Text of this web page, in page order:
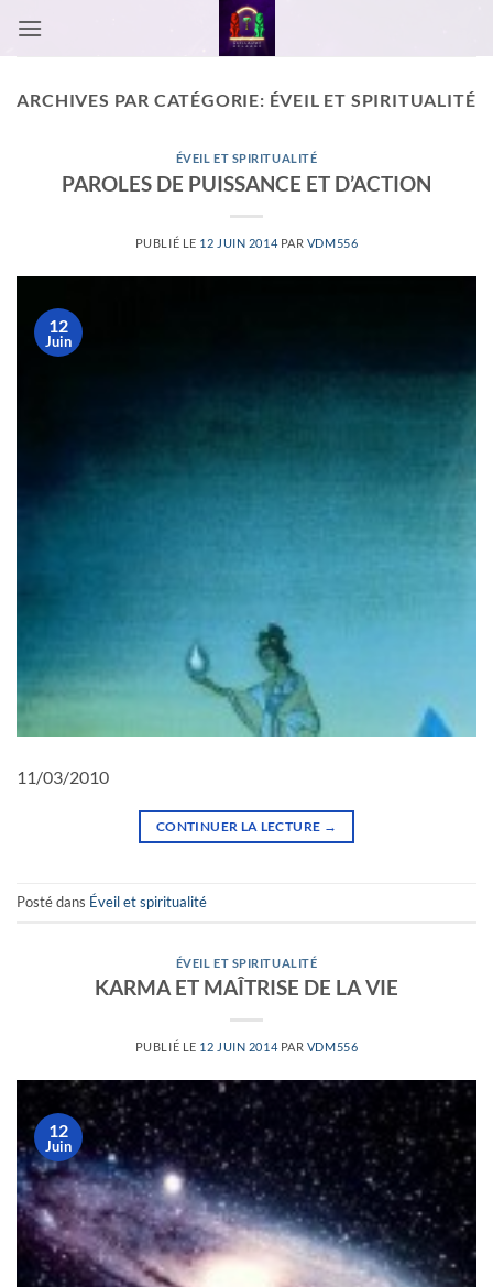
ARCHIVES PAR CATÉGORIE: ÉVEIL ET SPIRITUALITÉ
ÉVEIL ET SPIRITUALITÉ
PAROLES DE PUISSANCE ET D’ACTION
PUBLIÉ LE 12 JUIN 2014 PAR VDM556
12
Juin
11/03/2010
CONTINUER LA LECTURE →
Posté dans Éveil et spiritualité
ÉVEIL ET SPIRITUALITÉ
KARMA ET MAÎTRISE DE LA VIE
PUBLIÉ LE 12 JUIN 2014 PAR VDM556
12
Juin